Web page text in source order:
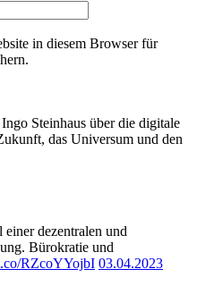
in diesem Browser für
Steinhaus über die digitale
das Universum und den
dezentralen und
Bürokratie und
RZcoYYojbI 03.04.2023